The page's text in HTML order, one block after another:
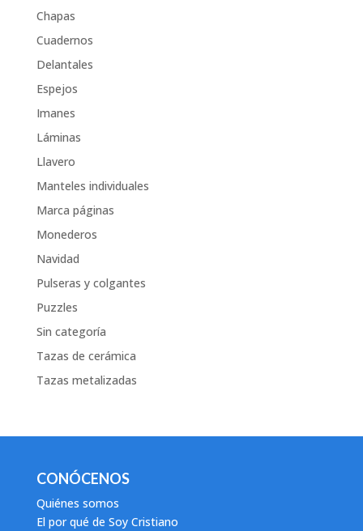
Chapas
Cuadernos
Delantales
Espejos
Imanes
Láminas
Llavero
Manteles individuales
Marca páginas
Monederos
Navidad
Pulseras y colgantes
Puzzles
Sin categoría
Tazas de cerámica
Tazas metalizadas
CONÓCENOS
Quiénes somos
El por qué de Soy Cristiano